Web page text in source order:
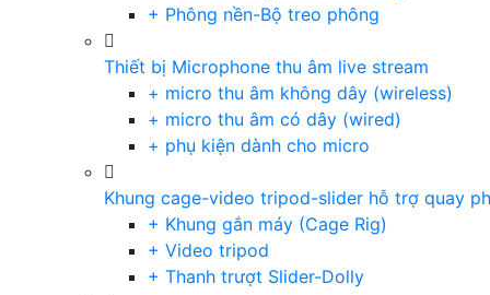
+ Phông nền-Bộ treo phông
Thiết bị Microphone thu âm live stream
+ micro thu âm không dây (wireless)
+ micro thu âm có dây (wired)
+ phụ kiện dành cho micro
Khung cage-video tripod-slider hỗ trợ quay
+ Khung gắn máy (Cage Rig)
+ Video tripod
+ Thanh trượt Slider-Dolly